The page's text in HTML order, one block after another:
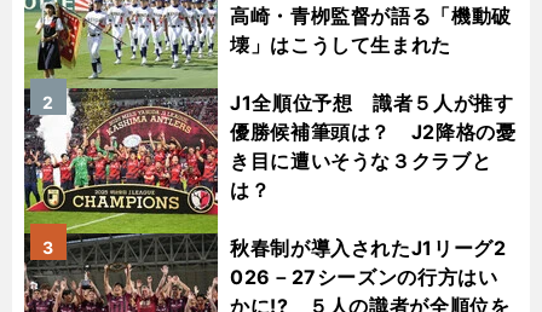
高崎・青栁監督が語る「機動破
壊」はこうして生まれた
J1全順位予想 識者５人が推す
優勝候補筆頭は？ J2降格の憂
き目に遭いそうな３クラブと
は？
2
秋春制が導入されたJ1リーグ2
026－27シーズンの行方はい
かに!? ５人の識者が全順位を
3